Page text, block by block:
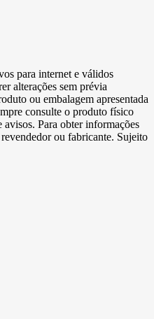
para internet e válidos
alterações sem prévia
ou embalagem apresentada
consulte o produto físico
avisos. Para obter informações
ou fabricante. Sujeito